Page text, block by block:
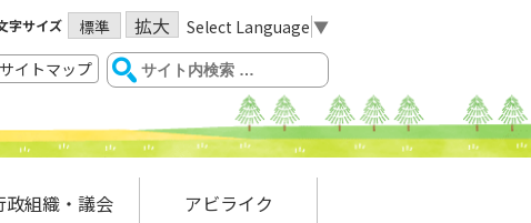
字サイズ 標準 拡大 Select Language ▼
サイトマップ
政組織・議会 アビライク